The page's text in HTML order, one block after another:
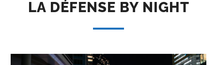
LA DÉFENSE BY NIGHT